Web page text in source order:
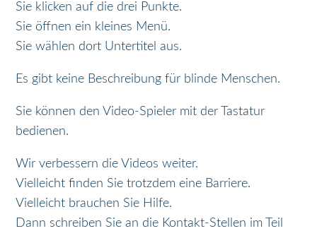
Sie klicken auf die drei Punkte.
Sie öffnen ein kleines Menü.
Sie wählen dort Untertitel aus.
Es gibt keine Beschreibung für blinde Menschen.
Sie können den Video-Spieler mit der Tastatur
bedienen.
Wir verbessern die Videos weiter.
Vielleicht finden Sie trotzdem eine Barriere.
Vielleicht brauchen Sie Hilfe.
Dann schreiben Sie an die Kontakt-Stellen im Teil